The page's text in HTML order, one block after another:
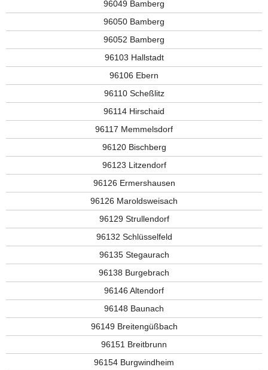
96049 Bamberg
96050 Bamberg
96052 Bamberg
96103 Hallstadt
96106 Ebern
96110 Scheßlitz
96114 Hirschaid
96117 Memmelsdorf
96120 Bischberg
96123 Litzendorf
96126 Ermershausen
96126 Maroldsweisach
96129 Strullendorf
96132 Schlüsselfeld
96135 Stegaurach
96138 Burgebrach
96146 Altendorf
96148 Baunach
96149 Breitengüßbach
96151 Breitbrunn
96154 Burgwindheim